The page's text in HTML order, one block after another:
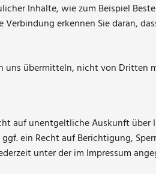
Inhalte, wie zum Beispiel
erkennen Sie daran,
uns übermitteln, nicht von Dritten
auf unentgeltliche Auskunft über
ein Recht auf Berichtigung,
unter der im Impressum